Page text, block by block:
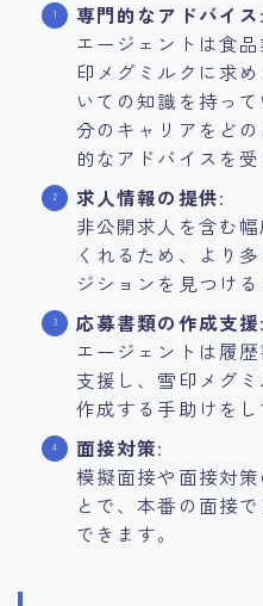
専門的なアドバイス:
エージェントは食
印メグミルクに求
いての知識を持っ
分のキャリアをど
的なアドバイスを
求人情報の提供:
非公開求人を含む
くれるため、より
ジションを見つける
応募書類の作成支援:
エージェントは履
支援し、雪印メグ
作成する手助けをし
面接対策:
模擬面接や面接対
とで、本番の面接
できます。